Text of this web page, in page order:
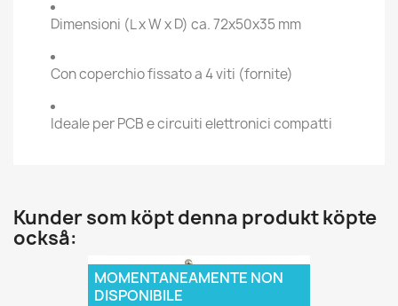
Dimensioni (L x W x D) ca. 72x50x35 mm
Con coperchio fissato a 4 viti (fornite)
Ideale per PCB e circuiti elettronici compatti
Kunder som köpt denna produkt köpte
också:
MOMENTANEAMENTE NON
DISPONIBILE